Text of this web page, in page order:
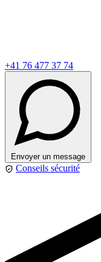
+41 76 477 37 74
Envoyer un message
Conseils sécurité